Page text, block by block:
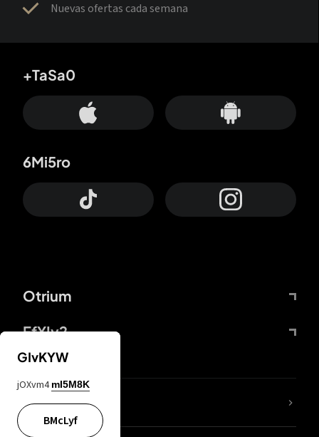
Nuevas ofertas cada semana
Otrium
FfYIy2
+TaSa0
6Mi5ro
65A04M
GIvKYW
jOXvm4 mI5M8K
BMcLyf